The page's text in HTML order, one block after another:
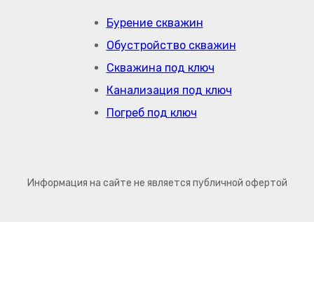
Бурение скважин
Обустройство скважин
Скважина под ключ
Канализация под ключ
Погреб под ключ
Информация на сайте не является публичной офертой